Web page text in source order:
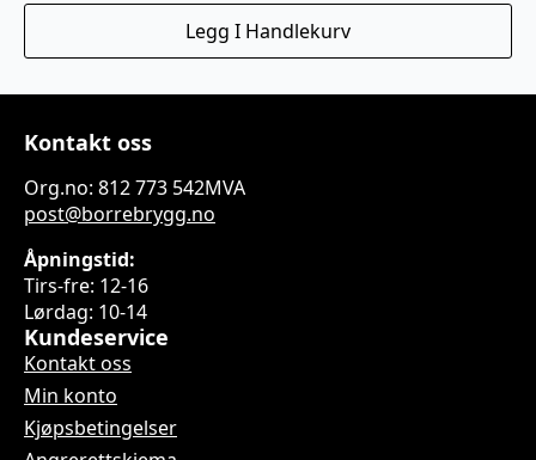
Legg I Handlekurv
Kontakt oss
Org.no: 812 773 542MVA
post@borrebrygg.no
Åpningstid:
Tirs-fre: 12-16
Lørdag: 10-14
Kundeservice
Kontakt oss
Min konto
Kjøpsbetingelser